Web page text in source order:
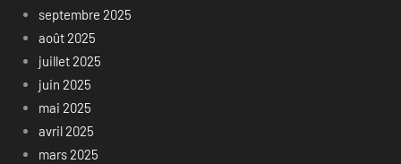
septembre 2025
août 2025
juillet 2025
juin 2025
mai 2025
avril 2025
mars 2025